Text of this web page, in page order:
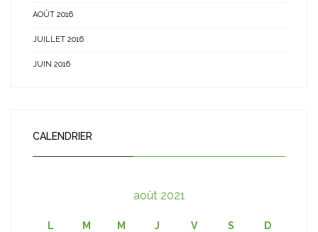
AOÛT 2016
JUILLET 2016
JUIN 2016
CALENDRIER
août 2021
L M M J V S D